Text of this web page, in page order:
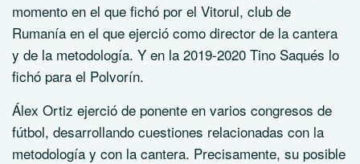
momento en el que fichó por el Vitorul, club de
Rumanía en el que ejerció como director de la cantera
y de la metodología. Y en la 2019-2020 Tino Saqués lo
fichó para el Polvorín.
Álex Ortiz ejerció de ponente en varios congresos de
fútbol, desarrollando cuestiones relacionadas con la
metodología y con la cantera. Precisamente, su posible